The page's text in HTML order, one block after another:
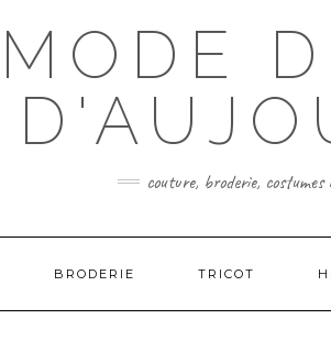
MODE
couture, broderie,
BRODERIE TRICOT